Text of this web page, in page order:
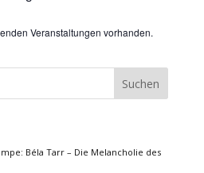
Veranstaltungen vorhanden.
Béla Tarr – Die Melancholie des